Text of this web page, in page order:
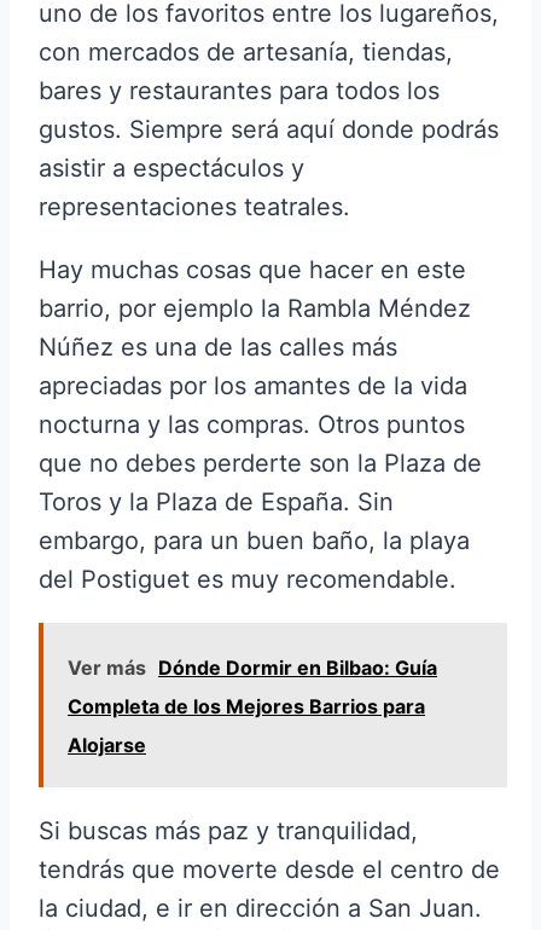
uno de los favoritos entre los lugareños,
con mercados de artesanía, tiendas,
bares y restaurantes para todos los
gustos. Siempre será aquí donde podrás
asistir a espectáculos y
representaciones teatrales.
Hay muchas cosas que hacer en este
barrio, por ejemplo la Rambla Méndez
Núñez es una de las calles más
apreciadas por los amantes de la vida
nocturna y las compras. Otros puntos
que no debes perderte son la Plaza de
Toros y la Plaza de España. Sin
embargo, para un buen baño, la playa
del Postiguet es muy recomendable.
Ver más Dónde Dormir en Bilbao: Guía
Completa de los Mejores Barrios para
Alojarse
Si buscas más paz y tranquilidad,
tendrás que moverte desde el centro de
la ciudad, e ir en dirección a San Juan.